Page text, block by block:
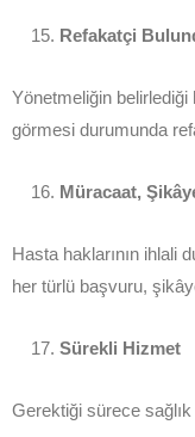
Refakatçi
Yönetmeliğin
görmesi durumunda
Müracaat,
Hasta haklarının ihlali
her türlü başvuru,
Sürekli Hizmet
Gerektiği sürece